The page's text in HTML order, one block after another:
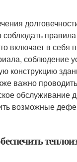
правила
включает в
соблюдение
конструкцию
важно
обслуживание
возможные